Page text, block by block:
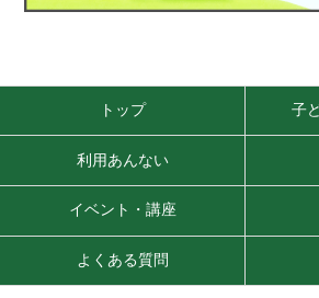
トップ 子
利用あんない
イベント・講座
よくある質問